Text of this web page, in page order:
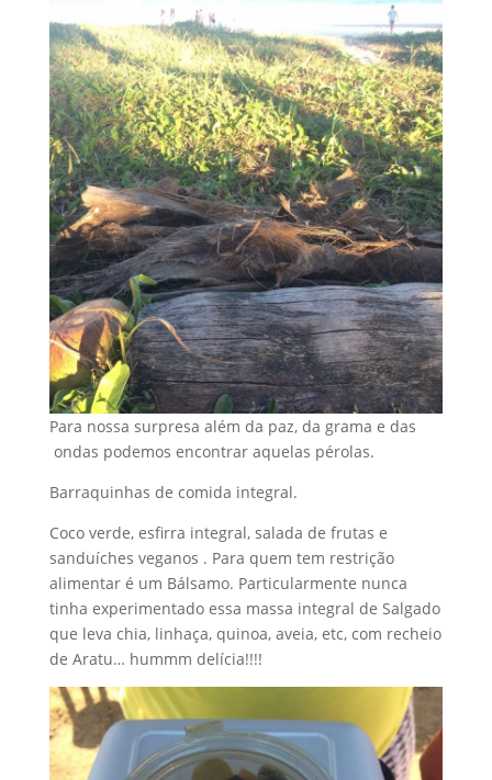
Para nossa surpresa além da paz, da grama e das
ondas podemos encontrar aquelas pérolas.
Barraquinhas de comida integral.
Coco verde, esfirra integral, salada de frutas e
sanduíches veganos . Para quem tem restrição
alimentar é um Bálsamo. Particularmente nunca
tinha experimentado essa massa integral de Salgado
que leva chia, linhaça, quinoa, aveia, etc, com recheio
de Aratu… hummm delícia!!!!